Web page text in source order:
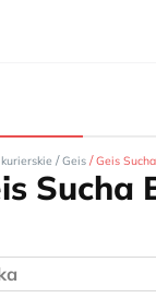
/ Geis / Geis
Sucha